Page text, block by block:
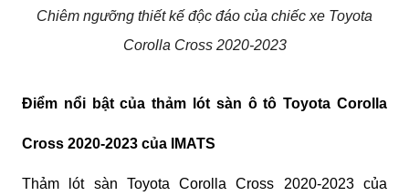
Chiêm ngưỡng thiết kế độc đáo của chiếc xe Toyota
Corolla Cross 2020-2023
Điểm nổi bật của thảm lót sàn ô tô Toyota Corolla
Cross 2020-2023 của IMATS
Thảm lót sàn Toyota Corolla Cross 2020-2023 của